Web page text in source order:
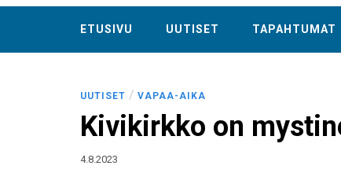
ETUSIVU UUTISET TAPAHTUMAT
UUTISET / VAPAA-AIKA
Kivikirkko on
4.8.2023